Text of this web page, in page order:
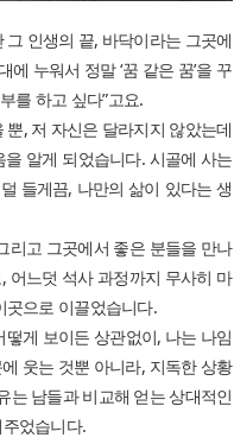
인생의 끝, 바닥이라는 그곳에
누워서 정말 ‘꿈 같은 꿈’을 꾸
를 하고 싶다”고요.
, 저 자신은 달라지지 않았는데
알게 되었습니다. 시골에 사는
들게끔, 나만의 삶이 있다는 생
리고 그곳에서 좋은 분들을 만나
어느덧 석사 과정까지 무사히 마
곳으로 이끌었습니다.
떻게 보이든 상관없이, 나는 나임
웃는 것뿐 아니라, 지독한 상황
는 남들과 비교해 얻는 상대적인
었습니다.